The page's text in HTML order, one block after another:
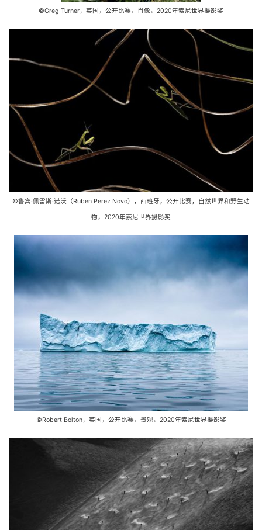
©Greg Turner，英国，公开比赛，肖像，2020年索尼世界摄影奖
©鲁宾·佩雷斯·诺沃（Ruben Perez Novo），西班牙，公开比赛，自然世界和野生动
物，2020年索尼世界摄影奖
©Robert Bolton，英国，公开比赛，景观，2020年索尼世界摄影奖